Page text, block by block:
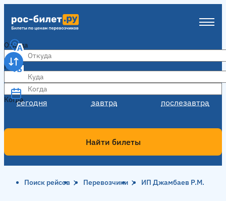
Откуда
Куда
Когда
сегодня завтра послезавтра
Когда
Найти билеты
Поиск рейсов Перевозчики ИП Джамбаев Р.М.
Перевозчик "ИП Джамбаев Р.М."